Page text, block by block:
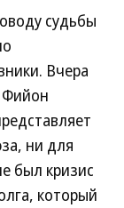
судьбы
Вчера
Фийон
ни для
был кризис
который